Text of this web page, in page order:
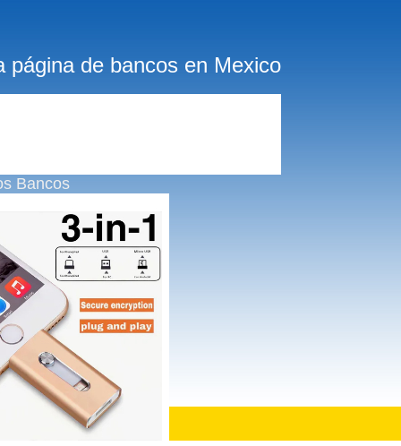
página de bancos en Mexico
Bancos